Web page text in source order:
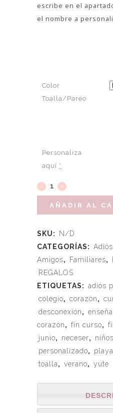
escribe en el
el nombre a
Color
Toalla/Pareo
Personaliza
aquí *
AÑADIR AL
SKU:
N/D
CATEGORÍAS:
Amigos, Familiares,
REGALOS
ETIQUETAS: adiós
colegio, corazón,
desconexión,
corazón, fin curso,
junio, neceser, niños
personalizado, playa
toalla, verano, yute